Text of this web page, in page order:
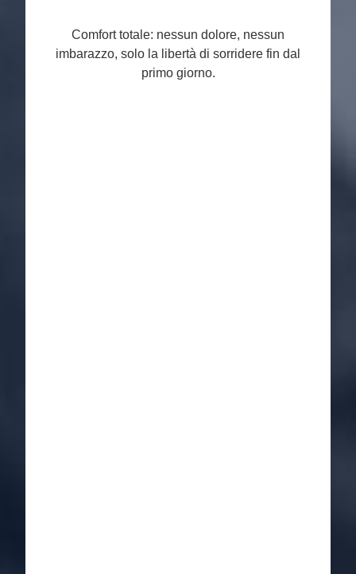
Comfort totale: nessun dolore, nessun
imbarazzo, solo la libertà di sorridere fin dal
primo giorno.